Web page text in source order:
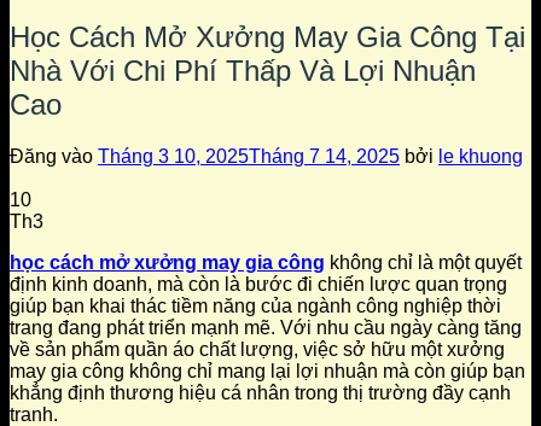
Học Cách Mở Xưởng May Gia Công Tại
Nhà Với Chi Phí Thấp Và Lợi Nhuận
Cao
Đăng vào Tháng 3 10, 2025Tháng 7 14, 2025 bởi le khuong
10
Th3
học cách mở xưởng may gia công không chỉ là một quyết
định kinh doanh, mà còn là bước đi chiến lược quan trọng
giúp bạn khai thác tiềm năng của ngành công nghiệp thời
trang đang phát triển mạnh mẽ. Với nhu cầu ngày càng tăng
về sản phẩm quần áo chất lượng, việc sở hữu một xưởng
may gia công không chỉ mang lại lợi nhuận mà còn giúp bạn
khẳng định thương hiệu cá nhân trong thị trường đầy cạnh
tranh.